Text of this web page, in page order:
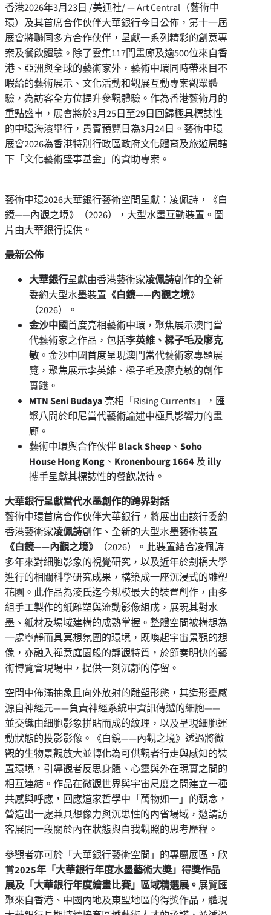
香港2026年3月23日 /美通社/ — Art Central（藝術中
環）及其首席合作伙伴大華銀行今日公佈，第十一屆
展會將聯同多方合作伙伴，呈獻一系列精彩的創意專
案及餐飲體驗。除了雲集117間畫廊及逾500位來自香
港、亞洲與全球的藝術家外，藝術中環同時帶來目不
暇給的藝術展示、文化活動和觀展互動專案觀眾體
驗，為訪客全方位提升參觀體驗。作為香港藝術月的
重點盛事，展會將於3月25日至29日回歸極具標誌性
的中環海濱舉行，貴賓預覽日為3月24日。藝術中環
展會2026為香港特別行政區政府文化體育及旅遊局轄
下「文化藝術盛事基金」的資助專案。
藝術中環2026大華銀行藝術空間呈獻：凌佩詩，《白
鏡——內觀之境》（2026），大型水墨互動裝置。圖
片由大華銀行提供。
最新公佈
大華銀行呈獻由香港藝術家凌佩詩創作的全新
委約大型水墨裝置 《白鏡——內觀之境》
（2026）。
金沙中國首度亮相藝術中環，聚焦展示澳門當
代藝術家之作品，包括李英維、樑子毛及廖克
敏。金沙中國首度呈現澳門當代藝術家專題展
覽，聚焦展示李英維、樑子毛及廖克敏的創作
實踐。
MTNSeni Budaya 亮相「Rising Currents」，匯
聚八間於印尼當代藝術論述中極具影響力的畫
廊。
藝術中環與合作伙伴Black Sheep 、 Soho
House Hong Kong 、 Kronenbourg 1664及illy
攜手呈獻其標誌性的餐飲款待。
大華銀行呈獻當代水墨創作的跨界對話
藝術中環首席合作伙伴大華銀行，將展出由該行委約
香港藝術家凌佩詩創作、全新的大型水墨藝術裝置
《白鏡——內觀之境》
（2026）。此裝置結合凌佩詩
多年來對細胞影象的視覺研究，以及近年於劍橋大學
進行的相關科學研究成果，構築成一座沉浸式的雕塑
花園。此作品為淩氏迄今規模最大的裝置創作，由多
組手工製作的紙雕塑與流動影像組成，展現其對水
墨、紙材及場域建構的成熟掌握。整體空間被構想為
一處寧靜而具冥想氛圍的環境，既喚起宇宙景觀的想
像，亦融入禪意庭園般的靜觀特質，於節奏明快的藝
術博覽會現場中，提供一刻沉靜的停留。
空間中佈滿抽象且向外放射的雕塑形態，其造形靈感
源自神經元——負責神經系統中資訊傳遞的細胞——
並交織由細胞影象拼貼而成的紋理，以及呈現細胞運
動狀態的投影影像。《白鏡——內觀之境》透過將微
觀的生物景觀放大並轉化為可供觀者行走與感知的裝
置環境，引導觀者反思身體、心靈與外在現實之間的
相互連結。作品在微觀世界與宇宙尺度之間建立一種
共感與呼應，回應道家哲學中「萬物如一」的觀念，
營造出一處兼具想像力與沉思性的內省場域，邀請訪
客展開一段關於內在狀態與自我觀照的思考歷程。
參觀者亦可於「大華銀行藝術空間」的專屬展區，欣
賞2025年「大華銀行年度水墨藝術大奬」得獎作品
展及「大華銀行年度繪畫比賽」區域精選展。 展覽匯
聚來自香港、中國內地及東盟地區的得獎作品，體現